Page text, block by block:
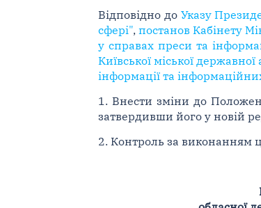
Відповідно до Указу
сфері",постанов Кабінету
у справах преси та
Київської міської державної
інформації та
1. Внести зміни до
затвердивши його у новій
2. Контроль за виконанням